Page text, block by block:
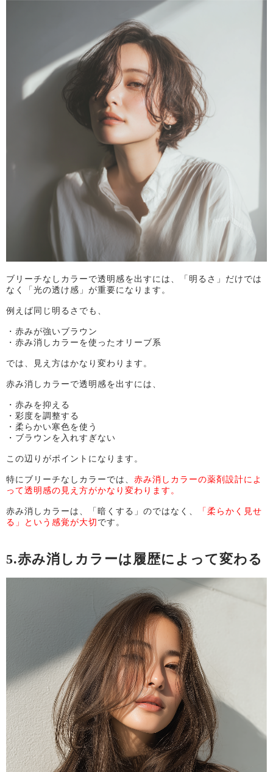
ブリーチなしカラーで透明感を出すには、「明るさ」だけでは
なく「光の透け感」が重要になります。
例えば同じ明るさでも、
・赤みが強いブラウン
・赤み消しカラーを使ったオリーブ系
では、見え方はかなり変わります。
赤み消しカラーで透明感を出すには、
・赤みを抑える
・彩度を調整する
・柔らかい寒色を使う
・ブラウンを入れすぎない
この辺りがポイントになります。
特にブリーチなしカラーでは、 赤み消しカラーの薬剤設計によ
って透明感の見え方がかなり変わります。
赤み消しカラーは、「暗くする」のではなく、
「柔らかく見せ
る」という感覚が大切 です。
5.赤み消しカラーは履歴によって変わる